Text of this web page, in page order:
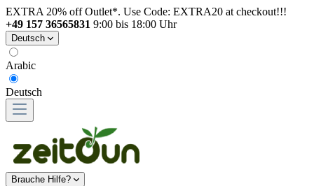
EXTRA 20% off Outlet*. Use Code: EXTRA20 at checkout!!!
+49 157 36565831 9:00 bis 18:00 Uhr
Deutsch
Arabic
Deutsch
Brauche Hilfe?